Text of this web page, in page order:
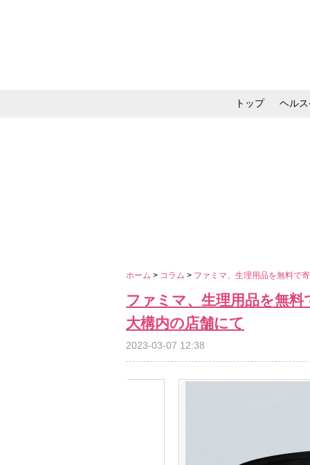
トップ ヘル
ホーム > コラム > ファミマ、生理用品を無料で
ファミマ、生理用品を無
大構内の店舗にて
2023-03-07 12:38